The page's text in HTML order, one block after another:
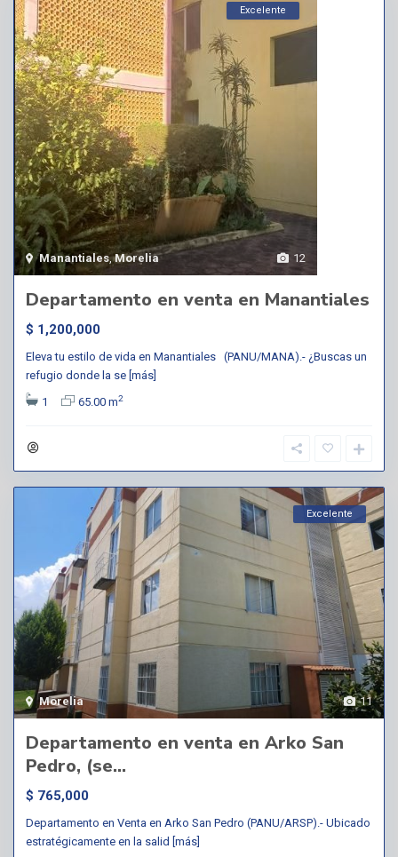
12
Manantiales,Morelia
Excelente
Departamento en venta en Manantiales
$ 1,200,000
Eleva tu estilo de vida en Manantiales (PANU/MANA).- ¿Buscas un
refugio donde la se [más]
1
65.00 m2
11
Morelia
Excelente
Departamento en venta en Arko San
Pedro, (se...
$ 765,000
Departamento en Venta en Arko San Pedro (PANU/ARSP).- Ubicado
estratégicamente en la salid [más]